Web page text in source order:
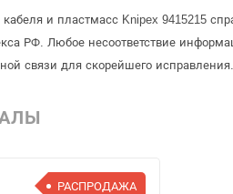
и пластмасс Knipex 9415215
РФ. Любое несоответствие
связи для скорейшего исправления.
РАСПРОДАЖА